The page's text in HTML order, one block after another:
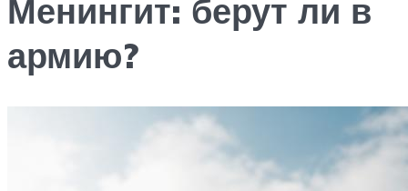
Менингит: берут ли в
армию?